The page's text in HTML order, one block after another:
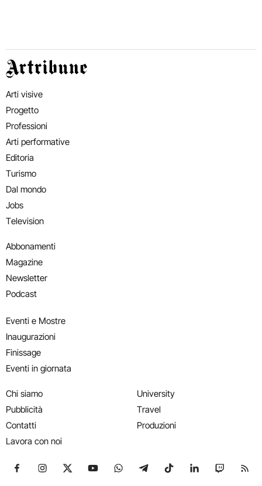
Artribune
Arti visive
Progetto
Professioni
Arti performative
Editoria
Turismo
Dal mondo
Jobs
Television
Abbonamenti
Magazine
Newsletter
Podcast
Eventi e Mostre
Inaugurazioni
Finissage
Eventi in giornata
Chi siamo
Pubblicità
Contatti
Lavora con noi
University
Travel
Produzioni
Seguici su Facebook
Seguici su Instagram
Seguici su X
Seguici su YouTube
Seguici su WhatsApp
Seguici su Telegram
Seguici su TikTok
Seguici su
Seguici